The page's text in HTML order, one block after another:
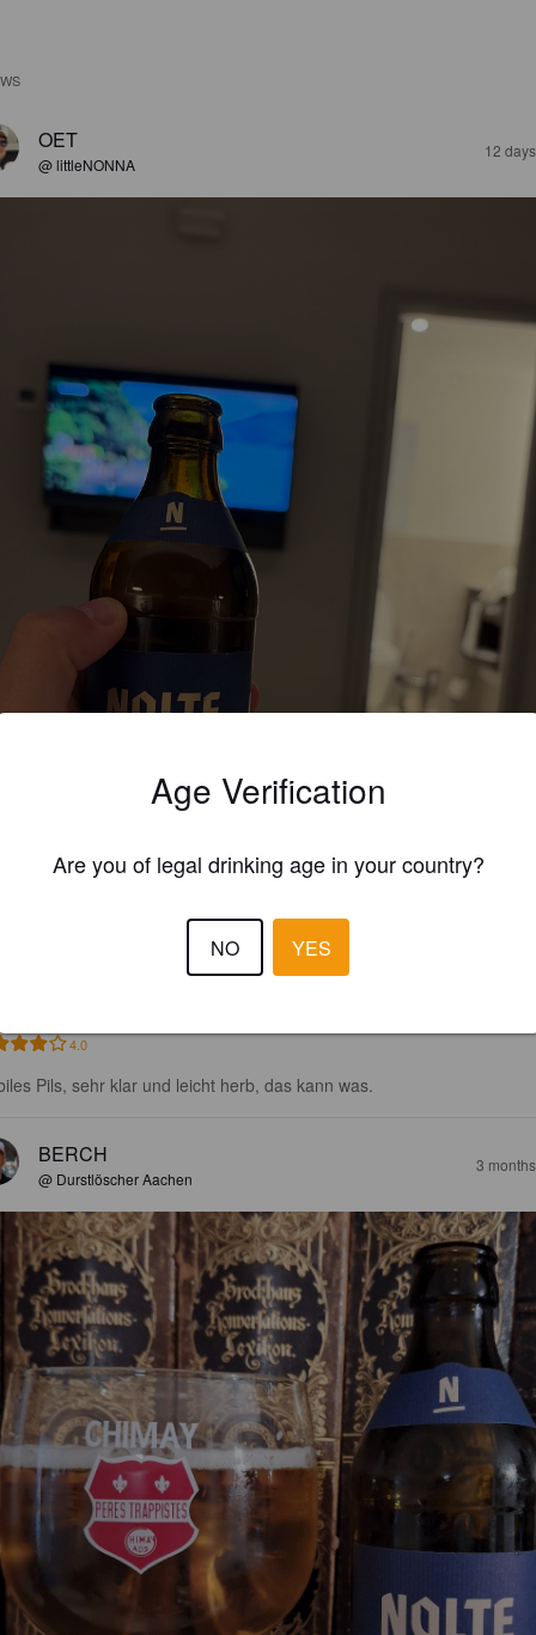
OET
@ littleNONNA
12
4.0
Pils, sehr klar und leicht herb, das kann was.
BERCH
@ Durstlöscher Aachen
3
Age Verification
Are you of legal drinking age in your country?
NO YES